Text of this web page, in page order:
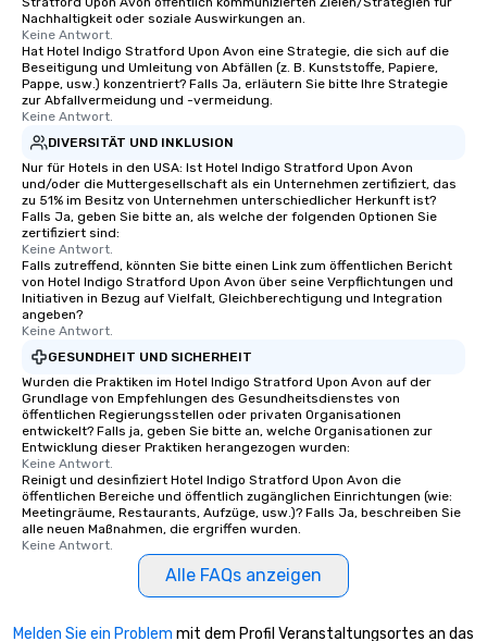
Nachhaltigkeit oder soziale Auswirkungen an.
Keine Antwort.
Hat Hotel Indigo Stratford Upon Avon eine Strategie, die sich auf die
Beseitigung und Umleitung von Abfällen (z. B. Kunststoffe, Papiere,
Pappe, usw.) konzentriert? Falls Ja, erläutern Sie bitte Ihre Strategie
zur Abfallvermeidung und -vermeidung.
Keine Antwort.
DIVERSITÄT UND INKLUSION
Nur für Hotels in den USA: Ist Hotel Indigo Stratford Upon Avon
und/oder die Muttergesellschaft als ein Unternehmen zertifiziert, das
zu 51% im Besitz von Unternehmen unterschiedlicher Herkunft ist?
Falls Ja, geben Sie bitte an, als welche der folgenden Optionen Sie
zertifiziert sind:
Keine Antwort.
Falls zutreffend, könnten Sie bitte einen Link zum öffentlichen Bericht
von Hotel Indigo Stratford Upon Avon über seine Verpflichtungen und
Initiativen in Bezug auf Vielfalt, Gleichberechtigung und Integration
angeben?
Keine Antwort.
GESUNDHEIT UND SICHERHEIT
Wurden die Praktiken im Hotel Indigo Stratford Upon Avon auf der
Grundlage von Empfehlungen des Gesundheitsdienstes von
öffentlichen Regierungsstellen oder privaten Organisationen
entwickelt? Falls ja, geben Sie bitte an, welche Organisationen zur
Entwicklung dieser Praktiken herangezogen wurden:
Keine Antwort.
Reinigt und desinfiziert Hotel Indigo Stratford Upon Avon die
öffentlichen Bereiche und öffentlich zugänglichen Einrichtungen (wie:
Meetingräume, Restaurants, Aufzüge, usw.)? Falls Ja, beschreiben Sie
alle neuen Maßnahmen, die ergriffen wurden.
Keine Antwort.
Alle FAQs anzeigen
Melden Sie ein Problem mit dem Profil Veranstaltungsortes an das